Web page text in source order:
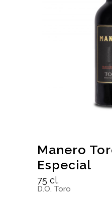
Manero
Especial
75 cl.
D.O. Toro